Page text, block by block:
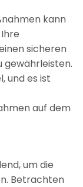
kann
sicheren
gewährleisten.
und es ist
auf dem
um die
Betrachten